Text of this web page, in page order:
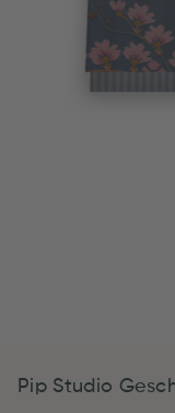
Pip Studio